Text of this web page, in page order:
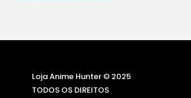
Loja Anime Hunter © 2025
TODOS OS DIREITOS